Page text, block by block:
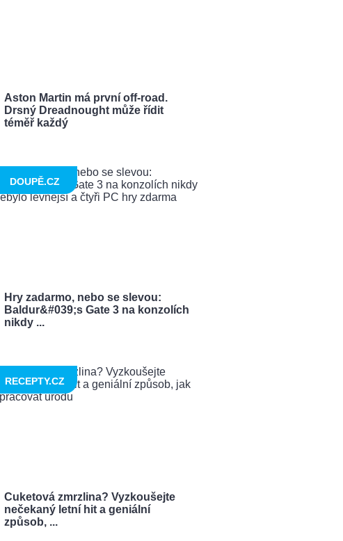
Aston Martin má první off-road.
Drsný Dreadnought může řídit
téměř každý
Hry zadarmo, nebo se slevou:
Baldur&#039;s Gate 3 na konzolích
nikdy ...
DOUPĚ.CZ
Cuketová zmrzlina? Vyzkoušejte
nečekaný letní hit a geniální
způsob, ...
RECEPTY.CZ